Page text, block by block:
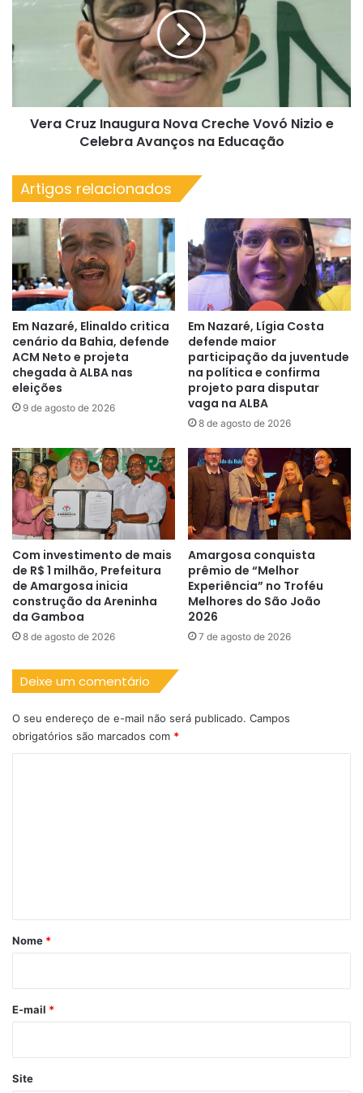
Inaugura
Vovó
Celebra
Avanços
Vera Cruz Inaugura Nova Creche Vovó Nizio e
Celebra Avanços na Educação
Artigos relacionados
Em Nazaré, Elinaldo critica
cenário da Bahia, defende
ACM Neto e projeta
chegada à ALBA nas
eleições
9 de agosto de 2026
Em Nazaré, Lígia Costa
defende maior
participação da juventude
na política e confirma
projeto para disputar
vaga na ALBA
8 de agosto de 2026
Com investimento de mais
de R$ 1 milhão, Prefeitura
de Amargosa inicia
construção da Areninha
da Gamboa
8 de agosto de 2026
Amargosa conquista
prêmio de “Melhor
Experiência” no Troféu
Melhores do São João
2026
7 de agosto de 2026
Deixe um comentário
O seu endereço de e-mail não será publicado. Campos
obrigatórios são marcados com *
r
*
Nome *
E-mail *
Site